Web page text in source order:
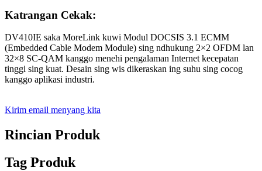
Katrangan Cekak:
DV410IE saka MoreLink kuwi Modul DOCSIS 3.1 ECMM
(Embedded Cable Modem Module) sing ndhukung 2×2 OFDM lan
32×8 SC-QAM kanggo menehi pengalaman Internet kecepatan
tinggi sing kuat. Desain sing wis dikeraskan ing suhu sing cocog
kanggo aplikasi industri.
Kirim email menyang kita
Rincian Produk
Tag Produk